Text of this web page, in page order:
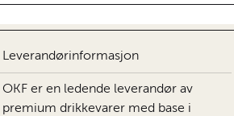
Leverandørinformasjon
OKF er en ledende leverandør av
premium drikkevarer med base i